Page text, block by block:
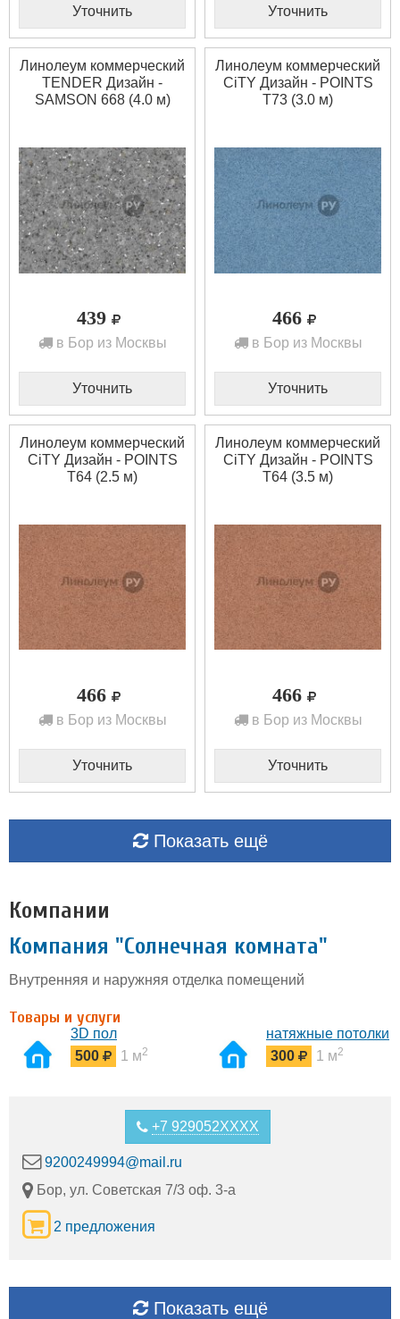
Уточнить Уточнить
Линолеум коммерческий
TENDER Дизайн -
SAMSON 668 (4.0 м)
439
в Бор из Москвы
Уточнить
Линолеум коммерческий
CiTY Дизайн - POINTS
T73 (3.0 м)
466
в Бор из Москвы
Уточнить
Линолеум коммерческий
CiTY Дизайн - POINTS
T64 (2.5 м)
466
в Бор из Москвы
Уточнить
Линолеум коммерческий
CiTY Дизайн - POINTS
T64 (3.5 м)
466
в Бор из Москвы
Уточнить
Показать ещё
Компании
Компания "Солнечная комната"
Внутренняя и наружняя отделка помещений
Товары и услуги
3D пол
500
1 м2
натяжные потолки
300
1 м2
+7 929052XXXX
9200249994@mail.ru
Бор, ул. Советская 7/3 оф. 3-а
2 предложения
Показать ещё